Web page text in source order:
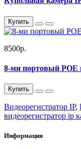
Купить
8500р.
8-ми портовый POE
Купить
Видеорегистратор IP,
видеорегистратор ip
Информация